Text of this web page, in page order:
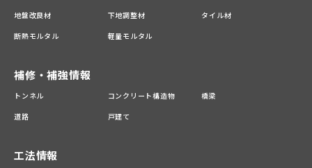
地盤改良材
下地調整材
タイル材
断熱モルタル
軽量モルタル
補修・補強情報
トンネル コンクリート構造物
橋梁
道路
戸建て
工法情報